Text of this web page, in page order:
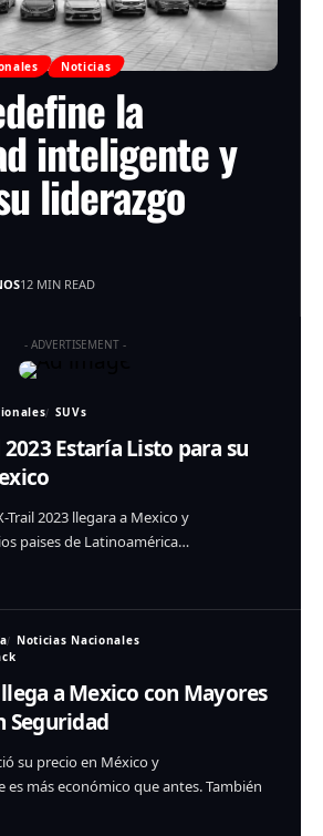
Noticias
la
inteligente y
liderazgo
12 MIN READ
- ADVERTISEMENT -
SUVs
2023 Estaría Listo para su
Trail 2023 llegara a Mexico y
paises de Latinoamérica…
Noticias Nacionales
a Mexico con Mayores
Seguridad
su precio en México y
más económico que antes. También